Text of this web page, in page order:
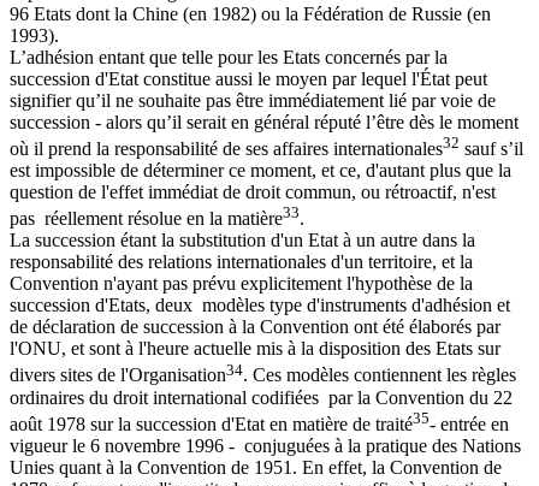
96 Etats dont la Chine (en 1982) ou la Fédération de Russie (en
1993).
L’adhésion entant que telle pour les Etats concernés par la
succession d'Etat constitue aussi le moyen par lequel l'État peut
signifier qu’il ne souhaite pas être immédiatement lié par voie de
succession - alors qu’il serait en général réputé l’être dès le moment
où il prend la responsabilité de ses affaires internationales32 sauf s’il
est impossible de déterminer ce moment, et ce, d'autant plus que la
question de l'effet immédiat de droit commun, ou rétroactif, n'est
pas réellement résolue en la matière33.
La succession étant la substitution d'un Etat à un autre dans la
responsabilité des relations internationales d'un territoire, et la
Convention n'ayant pas prévu explicitement l'hypothèse de la
succession d'Etats, deux modèles type d'instruments d'adhésion et
de déclaration de succession à la Convention ont été élaborés par
l'ONU, et sont à l'heure actuelle mis à la disposition des Etats sur
divers sites de l'Organisation34. Ces modèles contiennent les règles
ordinaires du droit international codifiées par la Convention du 22
août 1978 sur la succession d'Etat en matière de traité35- entrée en
vigueur le 6 novembre 1996 - conjuguées à la pratique des Nations
Unies quant à la Convention de 1951. En effet, la Convention de